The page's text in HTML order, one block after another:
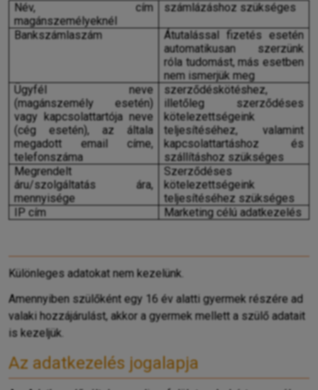
Név, cím
magánszemélyeknél
számlázáshoz szükséges
Bankszámlaszám
Átutalással fizetés esetén
automatikusan szerzünk
róla tudomást, más esetben
nem ismerjük meg
Ügyfél neve
(magánszemély esetén)
vagy kapcsolattartója neve
(cég esetén), az általa
megadott email címe,
telefonszáma
szerződéskötéshez,
illetőleg szerződéses
kötelezettségeink
teljesítéséhez, valamint
kapcsolattartáshoz és
szállításhoz szükséges
Megrendelt
áru/szolgáltatás ára,
mennyisége
Szerződéses
kötelezettségeink
teljesítéséhez szükséges
IP cím
Marketing célú adatkezelés
Különleges adatokat nem kezelünk.
Amennyiben szülőként egy 16 év alatti gyermek részére ad
valaki hozzájárulást, akkor a gyermek mellett a szülő adatait
is kezeljük.
Az adatkezelés jogalapja